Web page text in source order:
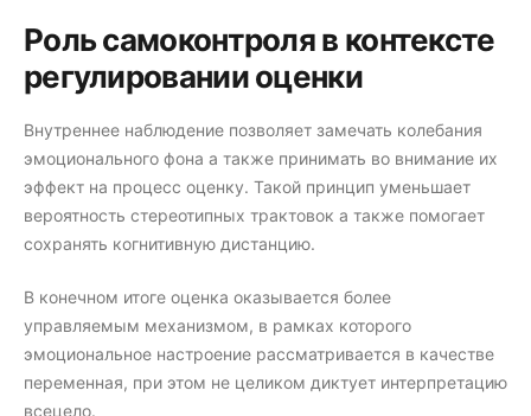
Роль самоконтроля в контексте
регулировании оценки
Внутреннее наблюдение позволяет замечать колебания
эмоционального фона а также принимать во внимание их
эффект на процесс оценку. Такой принцип уменьшает
вероятность стереотипных трактовок а также помогает
сохранять когнитивную дистанцию.
В конечном итоге оценка оказывается более
управляемым механизмом, в рамках которого
эмоциональное настроение рассматривается в качестве
переменная, при этом не целиком диктует интерпретацию
всецело.